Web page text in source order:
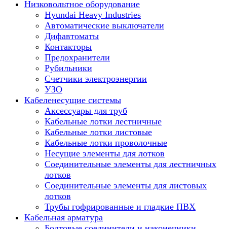
Низковольтное оборудование
Hyundai Heavy Industries
Автоматические выключатели
Дифавтоматы
Контакторы
Предохранители
Рубильники
Счетчики электроэнергии
УЗО
Кабеленесущие системы
Аксессуары для труб
Кабельные лотки лестничные
Кабельные лотки листовые
Кабельные лотки проволочные
Несущие элементы для лотков
Соединительные элементы для лестничных
лотков
Соединительные элементы для листовых
лотков
Трубы гофрированные и гладкие ПВХ
Кабельная арматура